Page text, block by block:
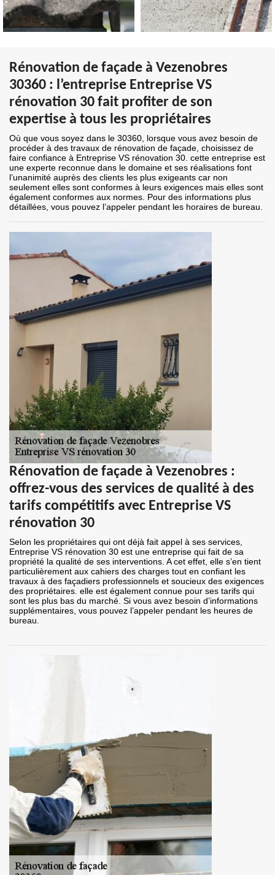
Rénovation de façade à Vezenobres
30360 : l’entreprise Entreprise VS
rénovation 30 fait profiter de son
expertise à tous les propriétaires
Où que vous soyez dans le 30360, lorsque vous avez besoin de
procéder à des travaux de rénovation de façade, choisissez de
faire confiance à Entreprise VS rénovation 30. cette entreprise est
une experte reconnue dans le domaine et ses réalisations font
l’unanimité auprès des clients les plus exigeants car non
seulement elles sont conformes à leurs exigences mais elles sont
également conformes aux normes. Pour des informations plus
détaillées, vous pouvez l’appeler pendant les horaires de bureau.
Rénovation de façade à Vezenobres :
offrez-vous des services de qualité à des
tarifs compétitifs avec Entreprise VS
rénovation 30
Selon les propriétaires qui ont déjà fait appel à ses services,
Entreprise VS rénovation 30 est une entreprise qui fait de sa
propriété la qualité de ses interventions. A cet effet, elle s’en tient
particulièrement aux cahiers des charges tout en confiant les
travaux à des façadiers professionnels et soucieux des exigences
des propriétaires. elle est également connue pour ses tarifs qui
sont les plus bas du marché. Si vous avez besoin d’informations
supplémentaires, vous pouvez l’appeler pendant les heures de
bureau.